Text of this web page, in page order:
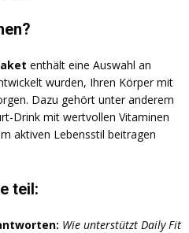
enthält eine Auswahl an
wurden, Ihren Körper mit
Dazu gehört unter anderem
Drink mit wertvollen Vitaminen
aktiven Lebensstil beitragen
teil:
Wie unterstützt Daily Fit